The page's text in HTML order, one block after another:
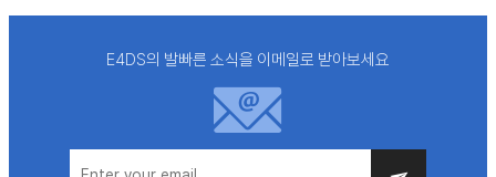
E4DS의 발빠른 소식을 이메일로 받아보세요